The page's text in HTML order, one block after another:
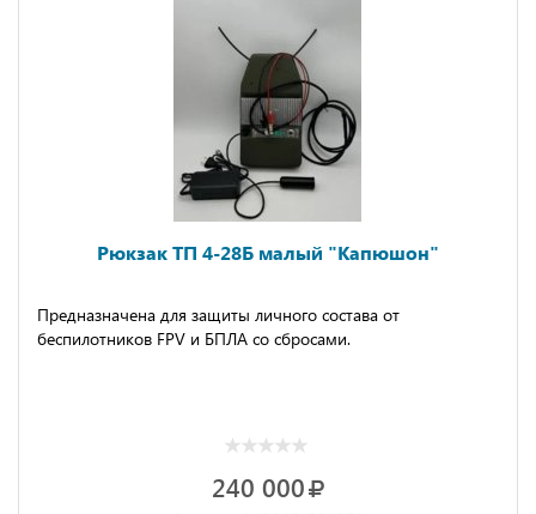
Рюкзак ТП 4-28Б малый "Капюшон"
Предназначена для защиты личного состава от
беспилотников FPV и БПЛА со сбросами.
240 000